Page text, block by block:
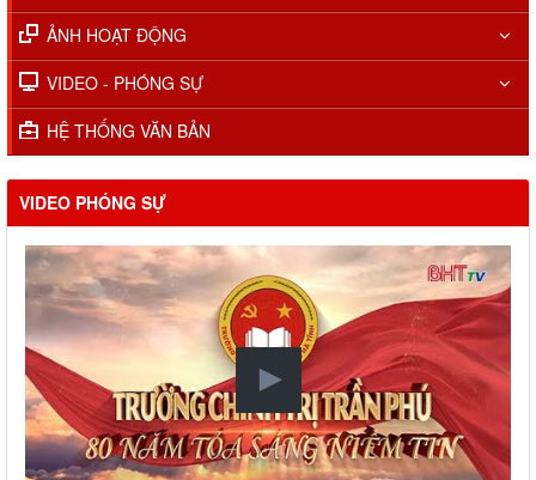
ẢNH HOẠT ĐỘNG
VIDEO - PHÓNG SỰ
HỆ THỐNG VĂN BẢN
VIDEO PHÓNG SỰ